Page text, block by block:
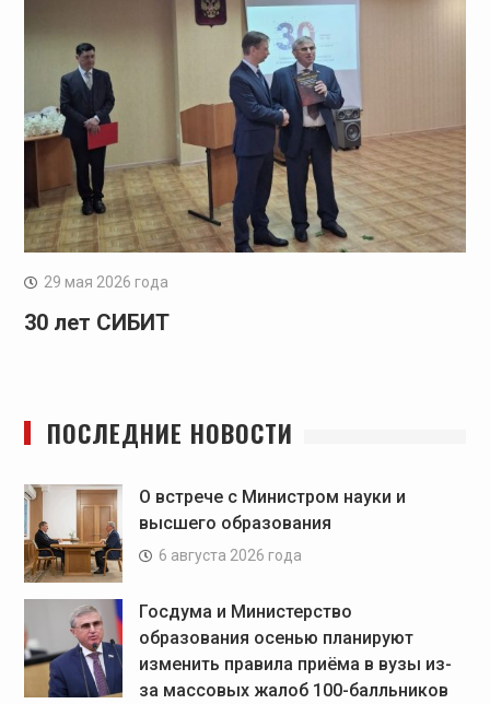
29 мая 2026 года
30 лет СИБИТ
ПОСЛЕДНИЕ НОВОСТИ
О встрече с Министром науки и
высшего образования
6 августа 2026 года
Госдума и Министерство
образования осенью планируют
изменить правила приёма в вузы из-
за массовых жалоб 100-балльников